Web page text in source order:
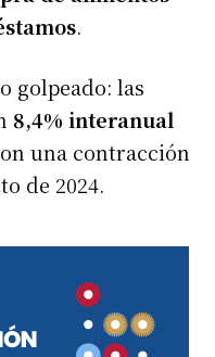
.
golpeado: las
8,4% interanual
una contracción
de 2024.